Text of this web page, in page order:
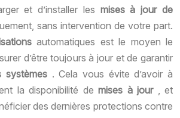
et d’installer les mises à jour de
sans intervention de votre part.
automatiques est le moyen le
d’être toujours à jour et de garantir
systèmes . Cela vous évite d’avoir à
la disponibilité demises à jour , et
des dernières protections contre